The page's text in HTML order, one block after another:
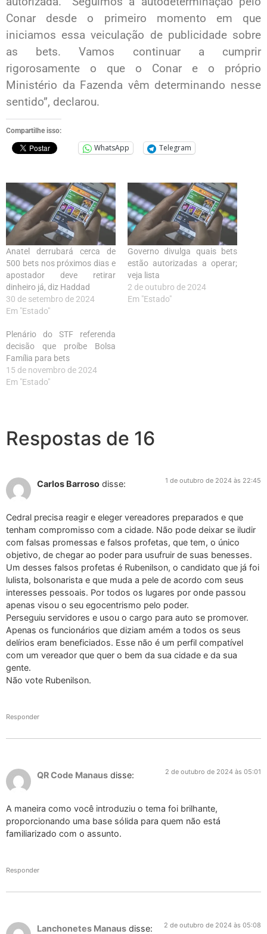
Conar desde o primeiro momento em que
iniciamos essa veiculação de publicidade sobre
as bets. Vamos continuar a cumprir
rigorosamente o que o Conar e o próprio
Ministério da Fazenda vêm determinando nesse
sentido”, declarou.
Compartilhe isso:
WhatsApp Telegram
Anatel derrubará cerca de
500 bets nos próximos dias e
apostador deve retirar
dinheiro já, diz Haddad
30 de setembro de 2024
Em "Estado"
Governo divulga quais bets
estão autorizadas a operar;
veja lista
2 de outubro de 2024
Em "Estado"
Plenário do STF referenda
decisão que proíbe Bolsa
Família para bets
15 de novembro de 2024
Em "Estado"
Respostas de 16
Carlos Barroso disse: 1 de outubro de 2024 às 22:45
Cedral precisa reagir e eleger vereadores preparados e que
tenham compromisso com a cidade. Não pode deixar se iludir
com falsas promessas e falsos profetas, que tem, o único
objetivo, de chegar ao poder para usufruir de suas benesses.
Um desses falsos profetas é Rubenilson, o candidato que já foi
lulista, bolsonarista e que muda a pele de acordo com seus
interesses pessoais. Por todos os lugares por onde passou
apenas visou o seu egocentrismo pelo poder.
Perseguiu servidores e usou o cargo para auto se promover.
Apenas os funcionários que diziam amém a todos os seus
delírios eram beneficiados. Esse não é um perfil compatível
com um vereador que quer o bem da sua cidade e da sua
gente.
Não vote Rubenilson.
Responder
QR Code Manaus disse: 2 de outubro de 2024 às 05:01
A maneira como você introduziu o tema foi brilhante,
proporcionando uma base sólida para quem não está
familiarizado com o assunto.
Responder
Lanchonetes Manaus disse: 2 de outubro de 2024 às 05:08